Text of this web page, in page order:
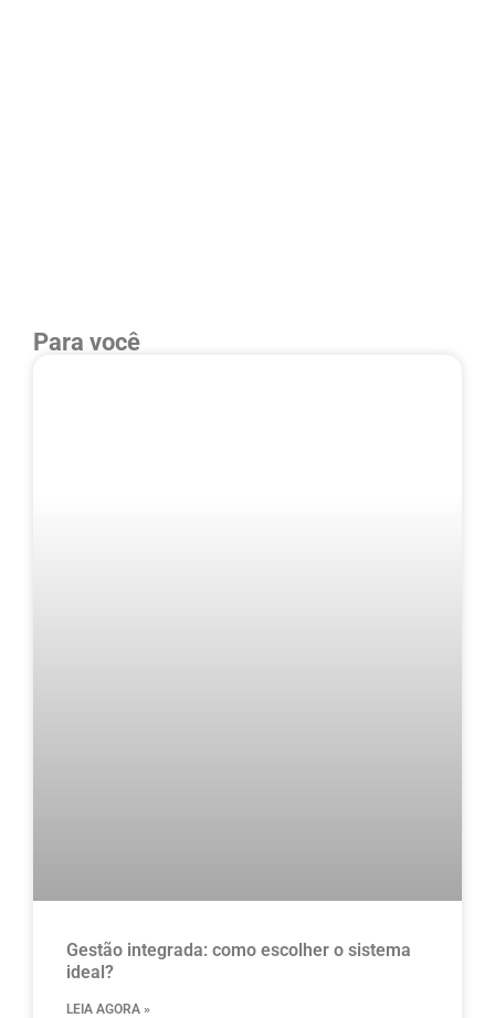
Para você
Gestão integrada: como escolher o sistema
ideal?
LEIA AGORA »